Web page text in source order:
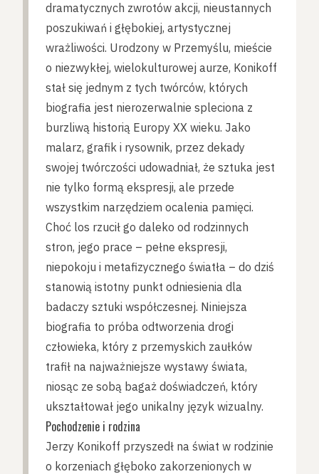
dramatycznych zwrotów akcji, nieustannych
poszukiwań i głębokiej, artystycznej
wrażliwości. Urodzony w Przemyślu, mieście
o niezwykłej, wielokulturowej aurze, Konikoff
stał się jednym z tych twórców, których
biografia jest nierozerwalnie spleciona z
burzliwą historią Europy XX wieku. Jako
malarz, grafik i rysownik, przez dekady
swojej twórczości udowadniał, że sztuka jest
nie tylko formą ekspresji, ale przede
wszystkim narzędziem ocalenia pamięci.
Choć los rzucił go daleko od rodzinnych
stron, jego prace – pełne ekspresji,
niepokoju i metafizycznego światła – do dziś
stanowią istotny punkt odniesienia dla
badaczy sztuki współczesnej. Niniejsza
biografia to próba odtworzenia drogi
człowieka, który z przemyskich zaułków
trafił na najważniejsze wystawy świata,
niosąc ze sobą bagaż doświadczeń, który
ukształtował jego unikalny język wizualny.
Pochodzenie i rodzina
Jerzy Konikoff przyszedł na świat w rodzinie
o korzeniach głęboko zakorzenionych w